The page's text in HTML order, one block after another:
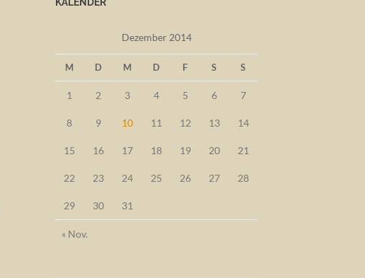
Dezember 2014
M D M D F S S
1 2 3 4 5 6 7
8 9 10 11 12 13 14
15 16 17 18 19 20 21
22 23 24 25 26 27 28
29 30 31
« Nov.